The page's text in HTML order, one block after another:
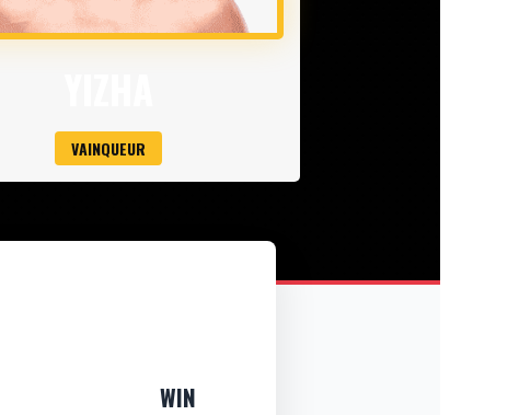
VAINQUEUR
WIN